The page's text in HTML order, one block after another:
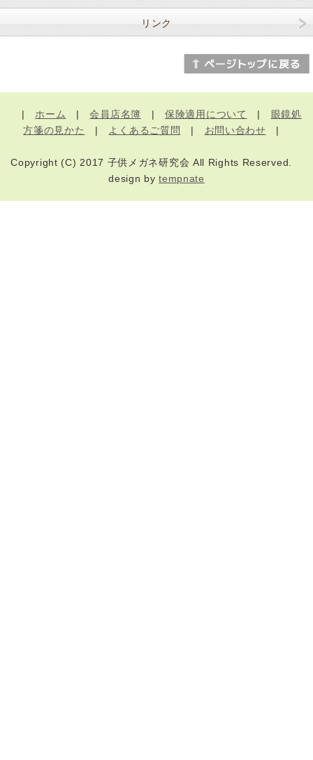
リンク
|ホーム |会員店名簿 |保険適用について | 眼鏡処
方箋の見かた
| よくあるご質問 | お問い合わせ |
Copyright (C) 2017 子供メガネ研究会 All Rights Reserved.
design bytempnate